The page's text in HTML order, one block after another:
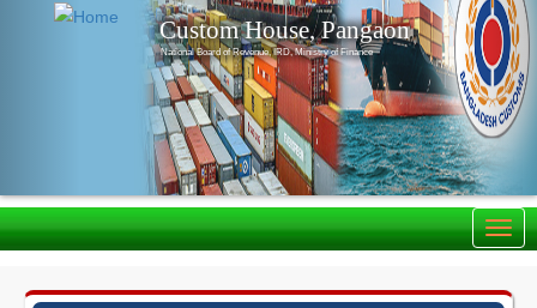
Custom House, Pangaon
National Board of Revenue, IRD, Ministry of Finance